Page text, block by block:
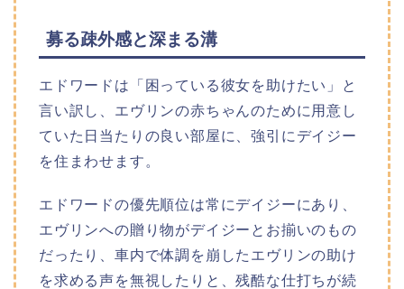
募る疎外感と深まる溝
エドワードは「困っている彼女を助けたい」と
言い訳し、エヴリンの赤ちゃんのために用意し
ていた日当たりの良い部屋に、強引にデイジー
を住まわせます。
エドワードの優先順位は常にデイジーにあり、
エヴリンへの贈り物がデイジーとお揃いのもの
だったり、車内で体調を崩したエヴリンの助け
を求める声を無視したりと、残酷な仕打ちが続